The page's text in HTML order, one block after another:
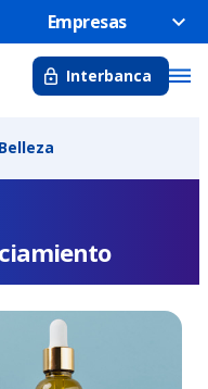
Empresas
Interbanca
Belleza